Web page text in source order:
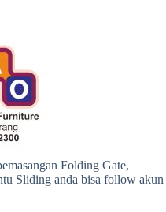
Folding Gate,
Sliding anda bisa follow akun